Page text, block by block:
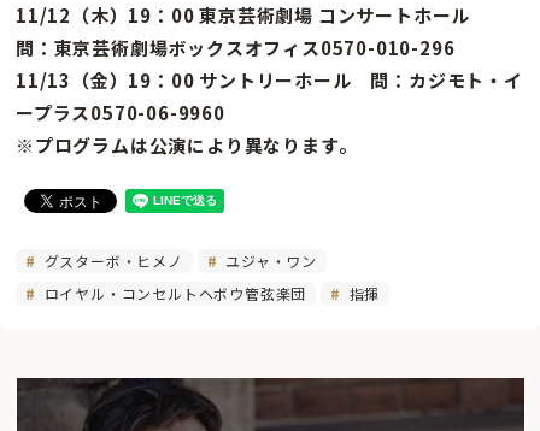
11/12（木）19：00 東京芸術劇場 コンサートホール
問：東京芸術劇場ボックスオフィス0570-010-296
11/13（金）19：00 サントリーホール 問：カジモト・イ
ープラス0570-06-9960
※プログラムは公演により異なります。
グスターボ・ヒメノ
ユジャ・ワン
ロイヤル・コンセルトヘボウ管弦楽団
指揮